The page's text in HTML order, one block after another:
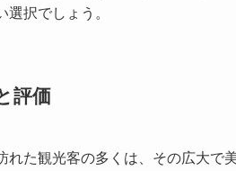
択でしょう。
評価
れた観光客の多くは、その広大